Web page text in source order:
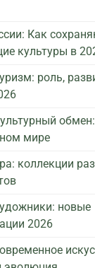
Как
культуры в
роль,
мире
коллекции
новые
2026